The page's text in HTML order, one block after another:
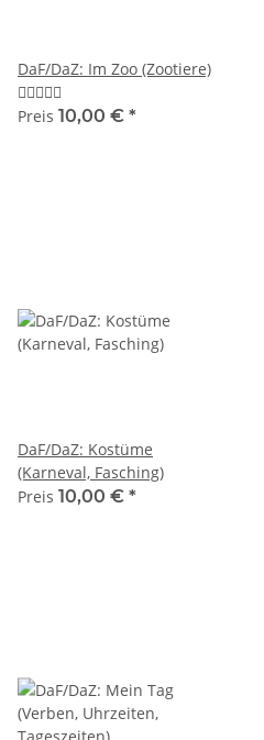
DaF/DaZ: Im Zoo (Zootiere)
Preis 10,00 € *
DaF/DaZ: Kostüme
(Karneval, Fasching)
Preis 10,00 € *